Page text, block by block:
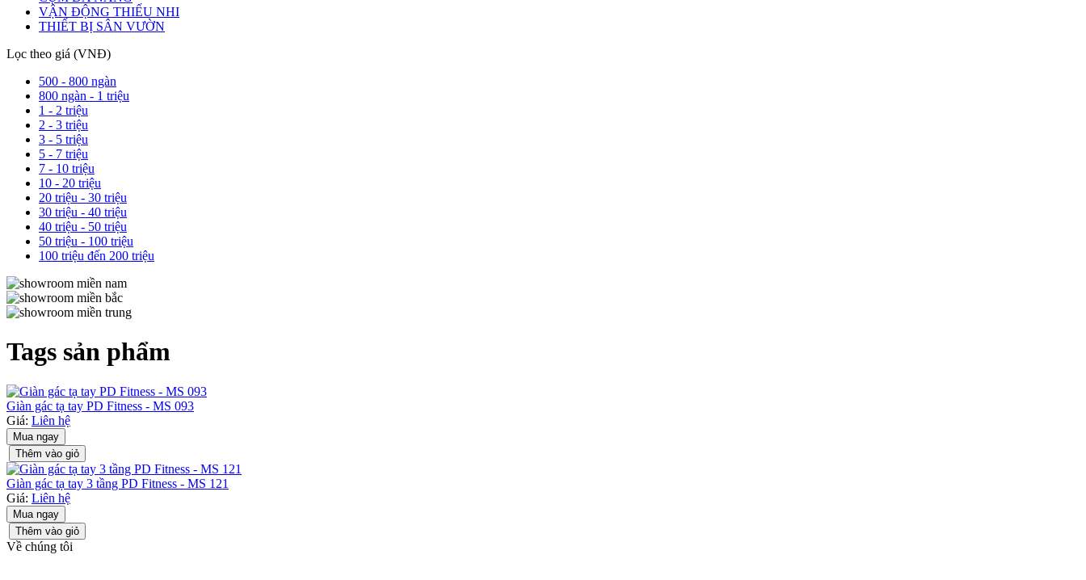
VẬN ĐỘNG THIẾU NHI
THIẾT BỊ SÂN VƯỜN
Lọc theo giá (VNĐ)
500 - 800 ngàn
800 ngàn - 1 triệu
1 - 2 triệu
2 - 3 triệu
3 - 5 triệu
5 - 7 triệu
7 - 10 triệu
10 - 20 triệu
20 triệu - 30 triệu
30 triệu - 40 triệu
40 triệu - 50 triệu
50 triệu - 100 triệu
100 triệu đến 200 triệu
Tags sản phẩm
Giàn gác tạ tay PD Fitness - MS 093
Giá: Liên hệ
Mua ngay
Thêm vào giỏ
Giàn gác tạ tay 3 tầng PD Fitness - MS 121
Giá: Liên hệ
Mua ngay
Thêm vào giỏ
Về chúng tôi